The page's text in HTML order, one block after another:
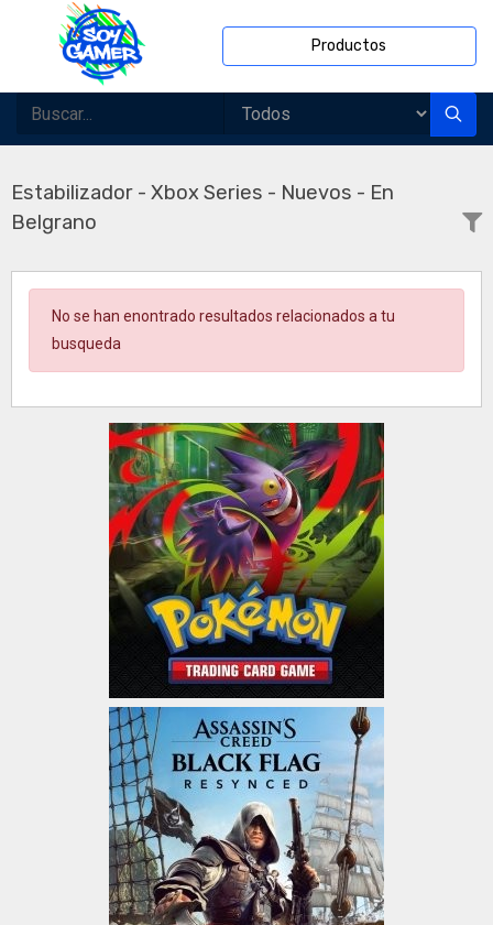
Productos
Estabilizador - Xbox Series - Nuevos - En
Belgrano
No se han enontrado resultados relacionados a tu
busqueda